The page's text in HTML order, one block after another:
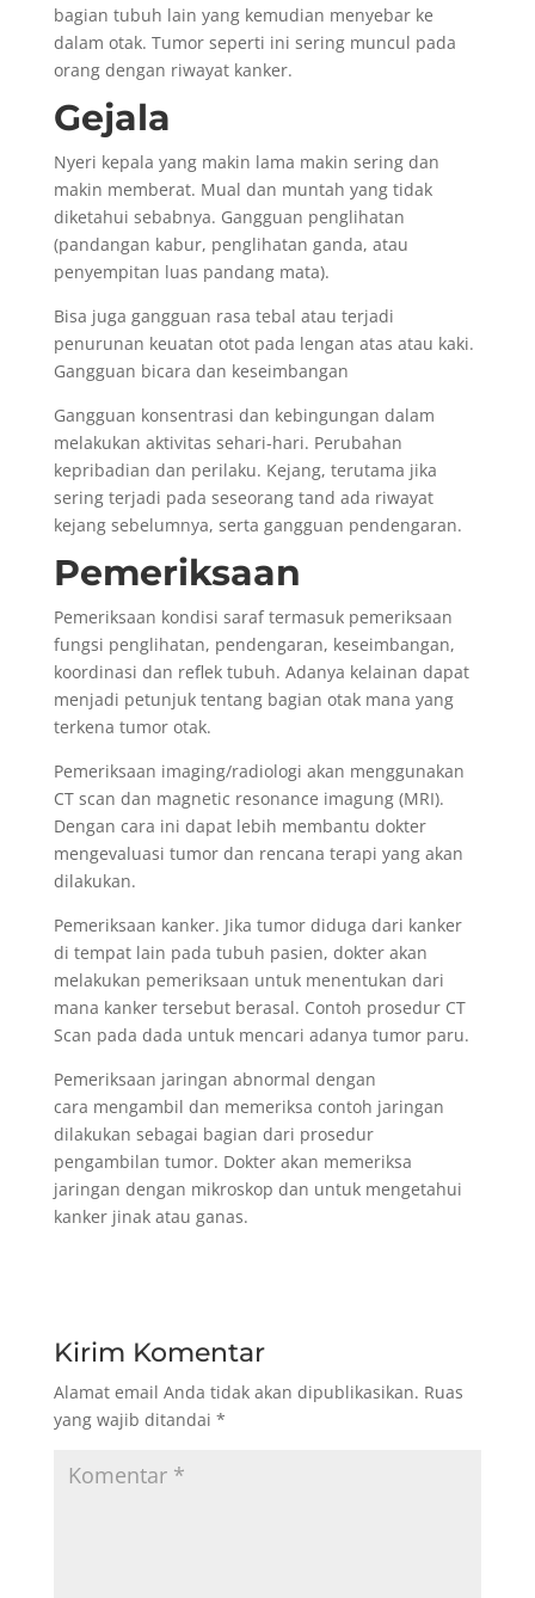
bagian tubuh lain yang kemudian menyebar ke
dalam otak. Tumor seperti ini sering muncul pada
orang dengan riwayat kanker.
Gejala
Nyeri kepala yang makin lama makin sering dan
makin memberat. Mual dan muntah yang tidak
diketahui sebabnya. Gangguan penglihatan
(pandangan kabur, penglihatan ganda, atau
penyempitan luas pandang mata).
Bisa juga gangguan rasa tebal atau terjadi
penurunan keuatan otot pada lengan atas atau kaki.
Gangguan bicara dan keseimbangan
Gangguan konsentrasi dan kebingungan dalam
melakukan aktivitas sehari-hari. Perubahan
kepribadian dan perilaku. Kejang, terutama jika
sering terjadi pada seseorang tand ada riwayat
kejang sebelumnya, serta gangguan pendengaran.
Pemeriksaan
Pemeriksaan kondisi saraf termasuk pemeriksaan
fungsi penglihatan, pendengaran, keseimbangan,
koordinasi dan reflek tubuh. Adanya kelainan dapat
menjadi petunjuk tentang bagian otak mana yang
terkena tumor otak.
Pemeriksaan imaging/radiologi akan menggunakan
CT scan dan magnetic resonance imagung (MRI).
Dengan cara ini dapat lebih membantu dokter
mengevaluasi tumor dan rencana terapi yang akan
dilakukan.
Pemeriksaan kanker. Jika tumor diduga dari kanker
di tempat lain pada tubuh pasien, dokter akan
melakukan pemeriksaan untuk menentukan dari
mana kanker tersebut berasal. Contoh prosedur CT
Scan pada dada untuk mencari adanya tumor paru.
Pemeriksaan jaringan abnormal dengan
cara mengambil dan memeriksa contoh jaringan
dilakukan sebagai bagian dari prosedur
pengambilan tumor. Dokter akan memeriksa
jaringan dengan mikroskop dan untuk mengetahui
kanker jinak atau ganas.
Kirim Komentar
Alamat email Anda tidak akan dipublikasikan. Ruas
yang wajib ditandai *